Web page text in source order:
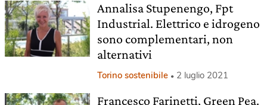
Annalisa Stupenengo, Fpt
Industrial. Elettrico e idrogeno
sono complementari, non
alternativi
Torino sostenibile 2 luglio 2021
Francesco Farinetti, Green Pea.